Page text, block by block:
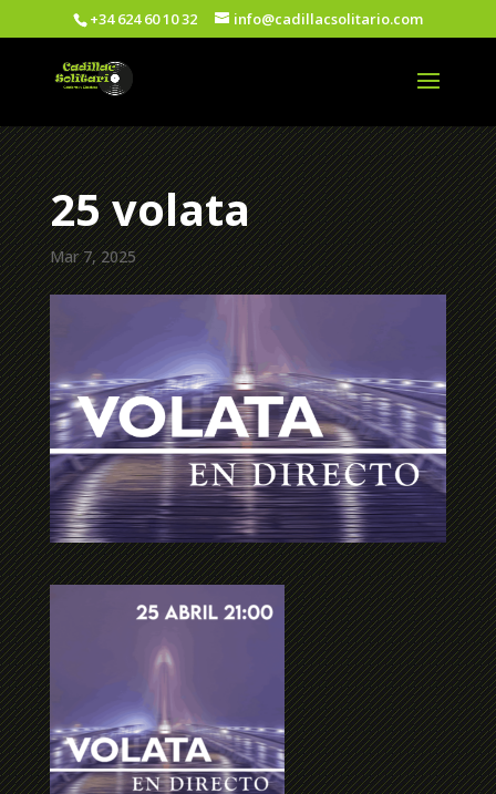
+34 624 60 10 32 info@cadillacsolitario.com
25 volata
Mar 7, 2025